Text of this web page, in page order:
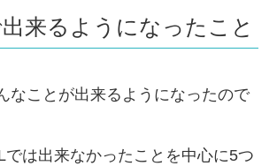
来るようになったこと
なことが出来るようになったので
では出来なかったことを中心に5つ